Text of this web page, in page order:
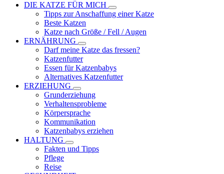
DIE KATZE FÜR MICH
Tipps zur Anschaffung einer Katze
Beste Katzen
Katze nach Größe / Fell / Augen
ERNÄHRUNG
Darf meine Katze das fressen?
Katzenfutter
Essen für Katzenbabys
Alternatives Katzenfutter
ERZIEHUNG
Grunderziehung
Verhaltensprobleme
Körpersprache
Kommunikation
Katzenbabys erziehen
HALTUNG
Fakten und Tipps
Pflege
Reise